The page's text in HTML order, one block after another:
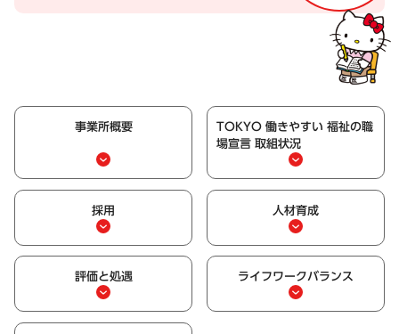
事業所概要
TOKYO 働きやすい 福祉の職
場宣言 取組状況
採用 人材育成
評価と処遇 ライフワークバランス